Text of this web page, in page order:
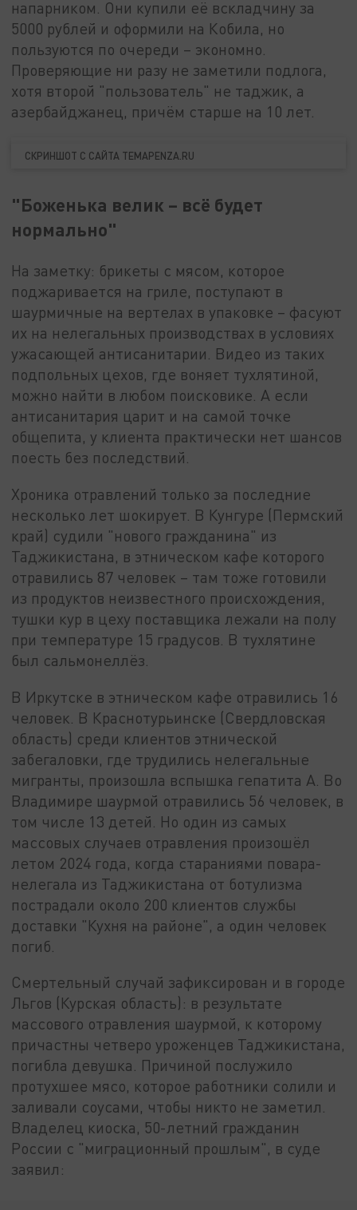
напарником. Они купили её вскладчину за
5000 рублей и оформили на Кобила, но
пользуются по очереди – экономно.
Проверяющие ни разу не заметили подлога,
хотя второй "пользователь" не таджик, а
азербайджанец, причём старше на 10 лет.
СКРИНШОТ С САЙТА TEMAPENZA.RU
"Боженька велик – всё будет
нормально"
На заметку: брикеты с мясом, которое
поджаривается на гриле, поступают в
шаурмичные на вертелах в упаковке – фасуют
их на нелегальных производствах в условиях
ужасающей антисанитарии. Видео из таких
подпольных цехов, где воняет тухлятиной,
можно найти в любом поисковике. А если
антисанитария царит и на самой точке
общепита, у клиента практически нет шансов
поесть без последствий.
Хроника отравлений только за последние
несколько лет шокирует. В Кунгуре (Пермский
край) судили "нового гражданина" из
Таджикистана, в этническом кафе которого
отравились 87 человек – там тоже готовили
из продуктов неизвестного происхождения,
тушки кур в цеху поставщика лежали на полу
при температуре 15 градусов. В тухлятине
был сальмонеллёз.
В Иркутске в этническом кафе отравились 16
человек. В Краснотурьинске (Свердловская
область) среди клиентов этнической
забегаловки, где трудились нелегальные
мигранты, произошла вспышка гепатита А. Во
Владимире шаурмой отравились 56 человек, в
том числе 13 детей. Но один из самых
массовых случаев отравления произошёл
летом 2024 года, когда стараниями повара-
нелегала из Таджикистана от ботулизма
пострадали около 200 клиентов службы
доставки "Кухня на районе", а один человек
погиб.
Смертельный случай зафиксирован и в городе
Льгов (Курская область): в результате
массового отравления шаурмой, к которому
причастны четверо уроженцев Таджикистана,
погибла девушка. Причиной послужило
протухшее мясо, которое работники солили и
заливали соусами, чтобы никто не заметил.
Владелец киоска, 50-летний гражданин
России с "миграционный прошлым", в суде
заявил: